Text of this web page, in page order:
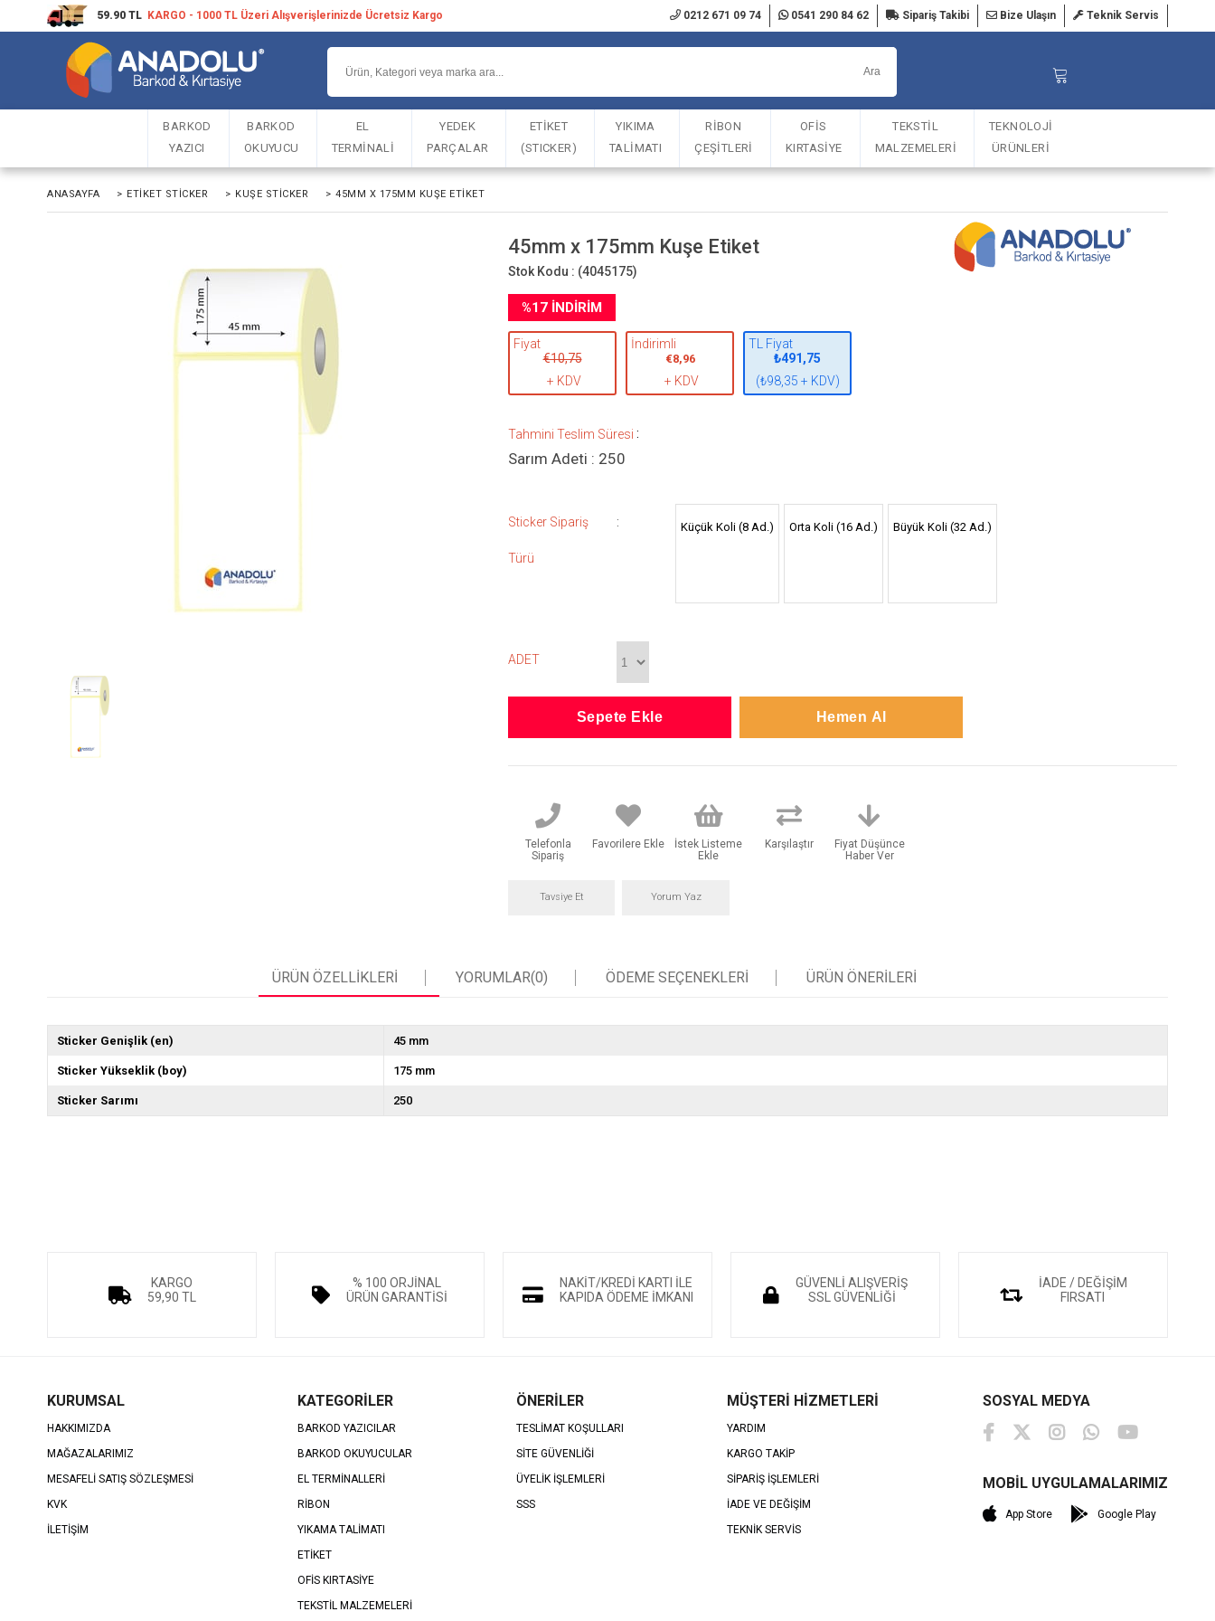
59.90 TL KARGO - 1000 TL Üzeri Alışverişlerinizde Ücretsiz Kargo 0212 671 09 74 0541 290 84 62 Sipariş Takibi Bize Ulaşın Teknik Servis
BARKOD
YAZICI
BARKOD
OKUYUCU
EL
TERMİNALİ
YEDEK
PARÇALAR
ETİKET
(STICKER)
YIKIMA
TALİMATI
RİBON
ÇEŞİTLERİ
OFİS
KIRTASİYE
TEKSTİL
MALZEMELERİ
TEKNOLOJİ
ÜRÜNLERİ
ANASAYFA > ETIKET STICKER > KUŞE STICKER > 45MM X 175MM KUŞE ETIKET
45mm x 175mm Kuşe Etiket
Stok Kodu : (4045175)
%17 İNDIRIM
Fiyat
€10,75
+ KDV
İndirimli
€8,96
+ KDV
TL Fiyat
₺491,75
(₺98,35 + KDV)
Tahmini Teslim Süresi :
Sarım Adeti : 250
Sticker Sipariş
Türü
: Küçük Koli (8 Ad.) Orta Koli (16 Ad.) Büyük Koli (32 Ad.)
ADET
Telefonla
Sipariş
Favorilere Ekle
İstek Listeme
Ekle
Karşılaştır
Fiyat Düşünce
Haber Ver
Tavsiye Et Yorum Yaz
ÜRÜN ÖZELLIKLERI YORUMLAR(0) ÖDEME SEÇENEKLERI ÜRÜN ÖNERILERI
Sticker Genişlik (en) 45 mm
Sticker Yükseklik (boy) 175 mm
Sticker Sarımı 250
KARGO
59,90 TL
% 100 ORJİNAL
ÜRÜN GARANTİSİ
NAKİT/KREDİ KARTI İLE
KAPIDA ÖDEME İMKANI
GÜVENLİ ALIŞVERİŞ
SSL GÜVENLİĞİ
İADE / DEĞİŞİM
FIRSATI
KURUMSAL
HAKKIMIZDA
MAĞAZALARIMIZ
MESAFELİ SATIŞ SÖZLEŞMESİ
KVK
İLETİŞİM
KATEGORİLER
BARKOD YAZICILAR
BARKOD OKUYUCULAR
EL TERMİNALLERİ
RİBON
YIKAMA TALİMATI
ETİKET
OFİS KIRTASİYE
TEKSTİL MALZEMELERİ
ÖNERİLER
TESLİMAT KOŞULLARI
SİTE GÜVENLİĞİ
ÜYELİK İŞLEMLERİ
SSS
MÜŞTERİ HİZMETLERİ
YARDIM
KARGO TAKİP
SİPARİŞ İŞLEMLERİ
İADE VE DEĞİŞİM
TEKNİK SERVİS
SOSYAL MEDYA
MOBİL UYGULAMALARIMIZ
App Store Google Play